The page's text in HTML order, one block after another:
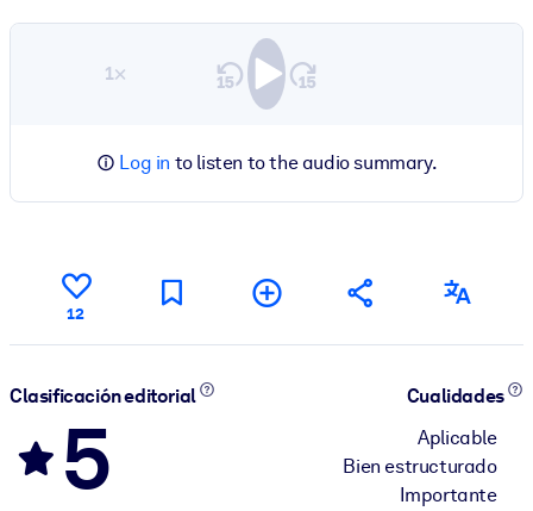
1×
Log in to listen to the audio summary.
12
Clasificación editorial
5
Cualidades
Aplicable
Bien estructurado
Importante